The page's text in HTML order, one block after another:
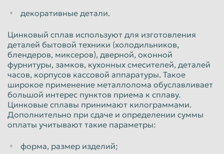
Подольск
Псков
Рыбинск Рязань
Салават Самара
Санкт-Петербург Саранск
Саратов Севастополь
Северодвинск Симферополь
декоративные детали.
Цинковый сплав используют для изготовления
деталей бытовой техники (холодильников,
блендеров, миксеров), дверной, оконной
фурнитуры, замков, кухонных смесителей, деталей
часов, корпусов кассовой аппаратуры. Такое
широкое применение металлолома обуславливает
большой интерес пунктов приема к сплаву.
Цинковые сплавы принимают килограммами.
Дополнительно при сдаче и определении суммы
оплаты учитывают такие параметры:
форма, размер изделий;